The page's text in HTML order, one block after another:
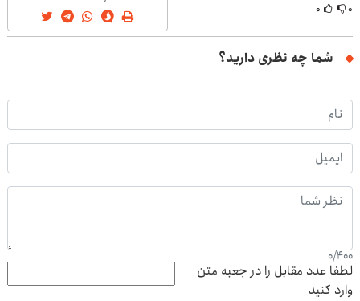
۰ ۰
شما چه نظری دارید؟
0/400
لطفا عدد مقابل را در جعبه متن
وارد کنید